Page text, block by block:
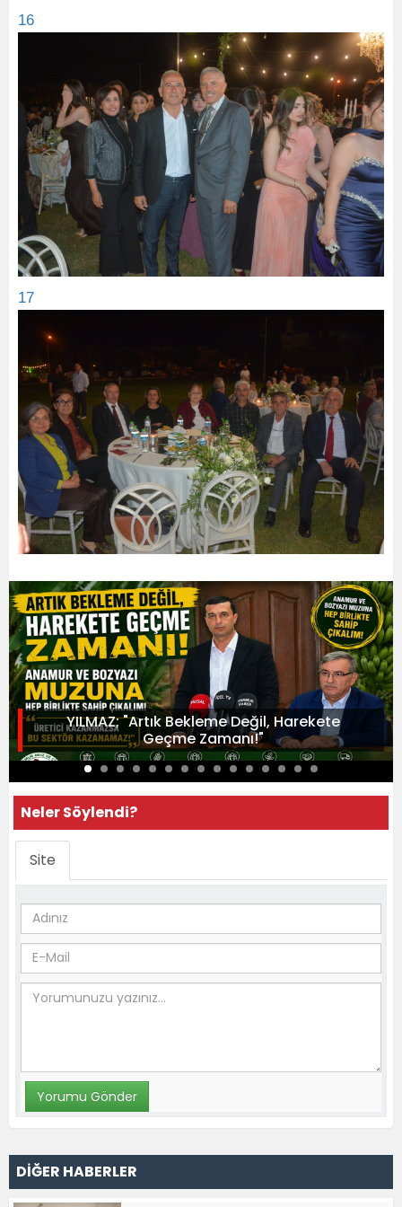
16
17
YILMAZ; "Artık Bekleme Değil, Harekete
Geçme Zamanı!"
Neler Söylendi?
Site
DİĞER HABERLER